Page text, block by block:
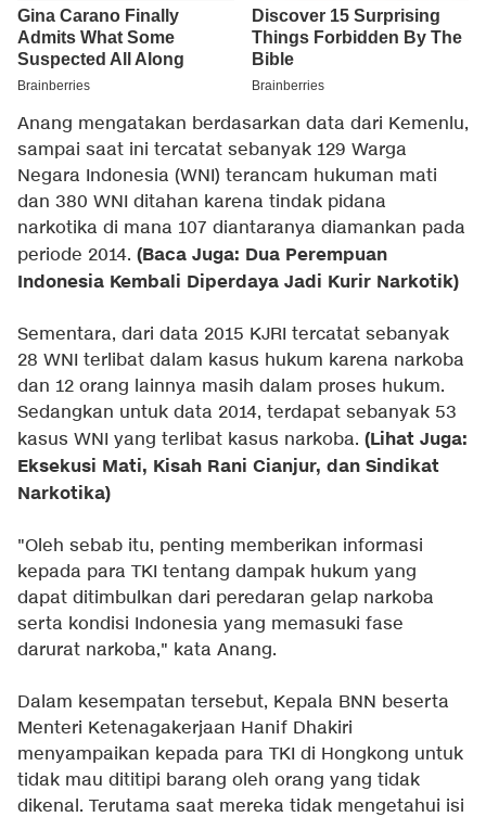
Anang mengatakan berdasarkan data dari Kemenlu,
sampai saat ini tercatat sebanyak 129 Warga
Negara Indonesia (WNI) terancam hukuman mati
dan 380 WNI ditahan karena tindak pidana
narkotika di mana 107 diantaranya diamankan pada
periode 2014. (Baca Juga: Dua Perempuan
Indonesia Kembali Diperdaya Jadi Kurir Narkotik)
Sementara, dari data 2015 KJRI tercatat sebanyak
28 WNI terlibat dalam kasus hukum karena narkoba
dan 12 orang lainnya masih dalam proses hukum.
Sedangkan untuk data 2014, terdapat sebanyak 53
kasus WNI yang terlibat kasus narkoba. (Lihat Juga:
Eksekusi Mati, Kisah Rani Cianjur, dan Sindikat
Narkotika)
"Oleh sebab itu, penting memberikan informasi
kepada para TKI tentang dampak hukum yang
dapat ditimbulkan dari peredaran gelap narkoba
serta kondisi Indonesia yang memasuki fase
darurat narkoba," kata Anang.
Dalam kesempatan tersebut, Kepala BNN beserta
Menteri Ketenagakerjaan Hanif Dhakiri
menyampaikan kepada para TKI di Hongkong untuk
tidak mau dititipi barang oleh orang yang tidak
dikenal. Terutama saat mereka tidak mengetahui isi